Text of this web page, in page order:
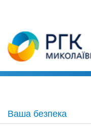
Ваша безпека